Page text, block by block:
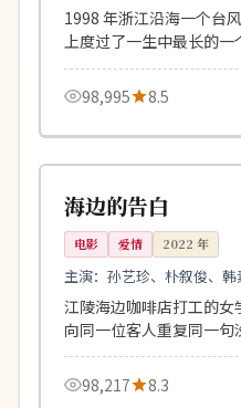
1998 年浙江沿海一个台
上度过了一生中最长的一
98,995 8.5
韩国
院线
海边的告白
电影 爱情 2022 年
主演：孙艺珍、朴叙俊、韩
江陵海边咖啡店打工的
向同一位客人重复同一句
98,217 8.3